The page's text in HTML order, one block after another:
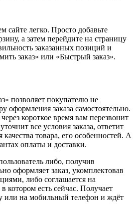
сайте легко. Просто добавьте
а затем перейдите на страницу
заказанных позиций и
заказ» или «Быстрый заказ».
позволяет покупателю не
оформления заказа самостоятельно.
короткое время вам перезвонит
все условия заказа, ответит
товара, его особенностей. А
оплаты и доставки.
либо, получив
оформляет заказ, укомплектовав
либо соглашается на
котором есть сейчас. Получает
или на мобильный телефон и ждёт